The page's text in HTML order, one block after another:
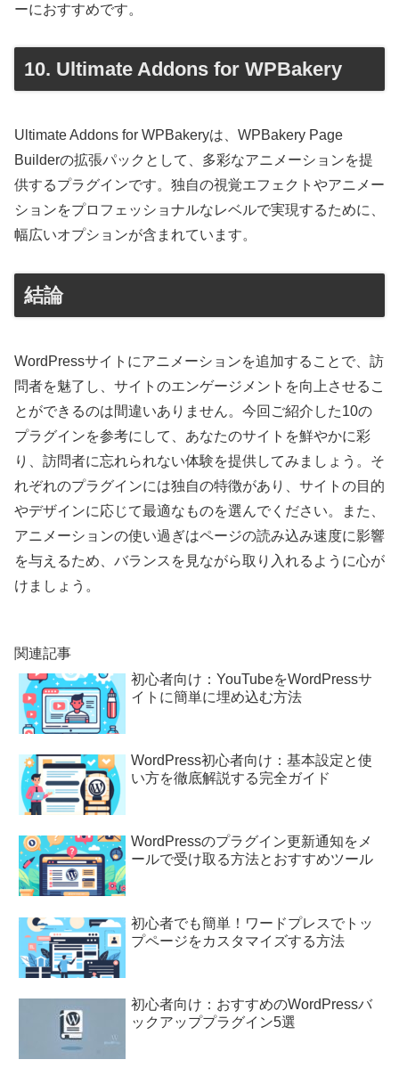
ーにおすすめです。
10. Ultimate Addons for WPBakery
Ultimate Addons for WPBakeryは、WPBakery Page
Builderの拡張パックとして、多彩なアニメーションを提
供するプラグインです。独自の視覚エフェクトやアニメー
ションをプロフェッショナルなレベルで実現するために、
幅広いオプションが含まれています。
結論
WordPressサイトにアニメーションを追加することで、訪
問者を魅了し、サイトのエンゲージメントを向上させるこ
とができるのは間違いありません。今回ご紹介した10の
プラグインを参考にして、あなたのサイトを鮮やかに彩
り、訪問者に忘れられない体験を提供してみましょう。そ
れぞれのプラグインには独自の特徴があり、サイトの目的
やデザインに応じて最適なものを選んでください。また、
アニメーションの使い過ぎはページの読み込み速度に影響
を与えるため、バランスを見ながら取り入れるように心が
けましょう。
関連記事
初心者向け：YouTubeをWordPressサ
イトに簡単に埋め込む方法
WordPress初心者向け：基本設定と使
い方を徹底解説する完全ガイド
WordPressのプラグイン更新通知をメ
ールで受け取る方法とおすすめツール
初心者でも簡単！ワードプレスでトッ
プページをカスタマイズする方法
初心者向け：おすすめのWordPressバ
ックアッププラグイン5選